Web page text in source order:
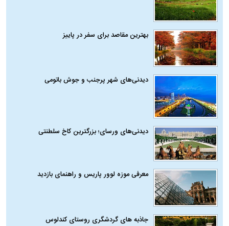
بهترین مقاصد برای سفر در پاییز
دیدنی‌های شهر پرجنب و جوش باتومی
دیدنی‌های ورسای؛ بزرگترین کاخ سلطنتی
معرفی موزه لوور پاریس و راهنمای بازدید
جاذبه های گردشگری روستای کندلوس